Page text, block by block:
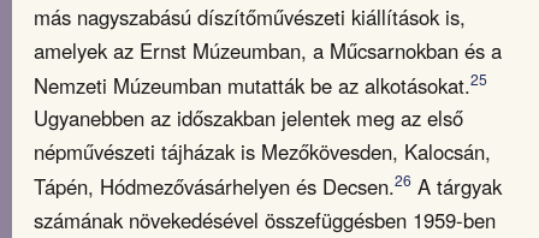
más nagyszabású díszítőművészeti kiállítások is,
amelyek az Ernst Múzeumban, a Műcsarnokban és a
Nemzeti Múzeumban mutatták be az alkotásokat.25
Ugyanebben az időszakban jelentek meg az első
népművészeti tájházak is Mezőkövesden, Kalocsán,
Tápén, Hódmezővásárhelyen és Decsen.26 A tárgyak
számának növekedésével összefüggésben 1959-ben